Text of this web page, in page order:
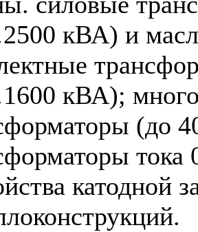
кВА) и
кВА);
(до
катодной